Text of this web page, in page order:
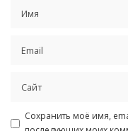
Сохранить моё имя,